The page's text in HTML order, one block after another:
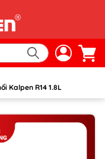
Kalpen R14 1.8L